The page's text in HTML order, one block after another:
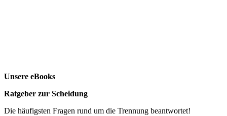
Unsere eBooks
Ratgeber zur Scheidung
Die häufigsten Fragen rund um die Trennung beantwortet!